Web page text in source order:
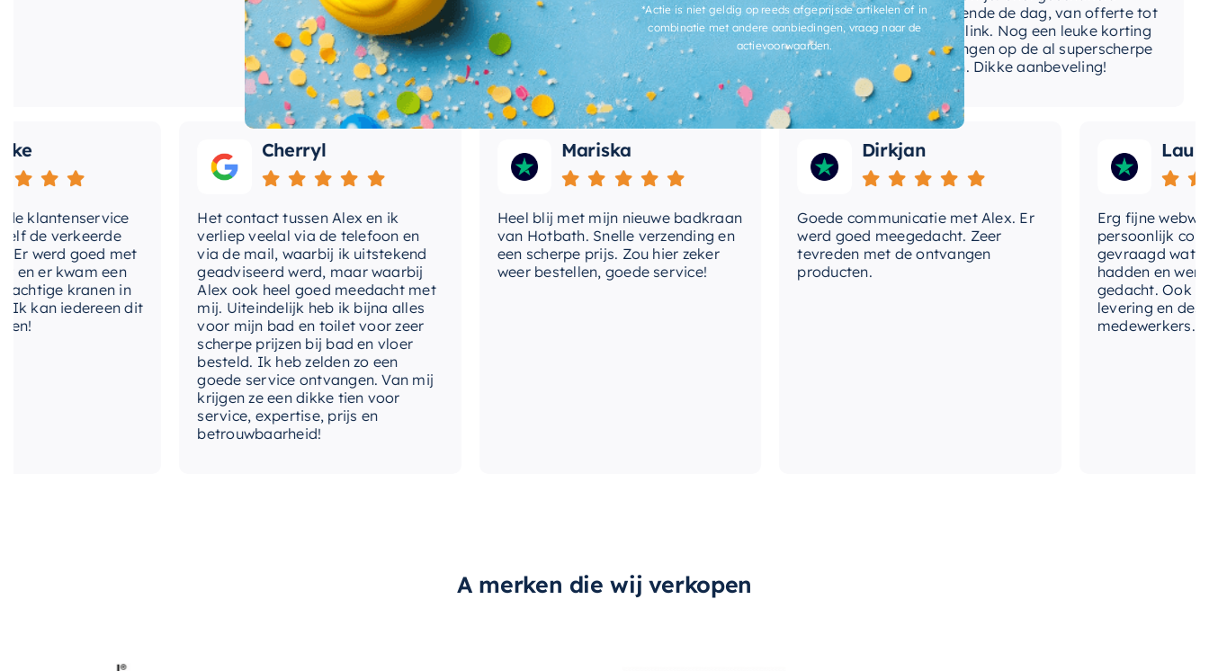
uitstekende keuze. Het combineert functionaliteit en stijl op een perfecte manier, waardoor u
kunt genieten van het beste van beide werelden.
en zijn van zeer goede kwaliteit.
gedurende de dag, van offerte tot
betaallink. Nog een leuke korting
ontvangen op de al superscherpe
prijzen. Dikke aanbeveling!
verkeerde
goed met
er kwam een
kranen in
iedereen dit
Cherryl
Het contact tussen Alex en ik
verliep veelal via de telefoon en
via de mail, waarbij ik uitstekend
geadviseerd werd, maar waarbij
Alex ook heel goed meedacht met
mij. Uiteindelijk heb ik bijna alles
voor mijn bad en toilet voor zeer
scherpe prijzen bij bad en vloer
besteld. Ik heb zelden zo een
goede service ontvangen. Van mij
krijgen ze een dikke tien voor
service, expertise, prijs en
betrouwbaarheid!
Mariska
Heel blij met mijn nieuwe badkraan
van Hotbath. Snelle verzending en
een scherpe prijs. Zou hier zeker
weer bestellen, goede service!
Dirkjan
Goede communicatie met Alex. Er
werd goed meegedacht. Zeer
tevreden met de ontvangen
producten.
Laura
Erg fijne
persoonlijk contact
gevraagd wat we
hadden en werd
gedacht. Ook in de
levering en
medewerkers. Wij
A merken die wij verkopen
*Actie is niet geldig op reeds afgeprijsde artikelen of in
combinatie met andere aanbiedingen, vraag naar de
actievoorwaarden.